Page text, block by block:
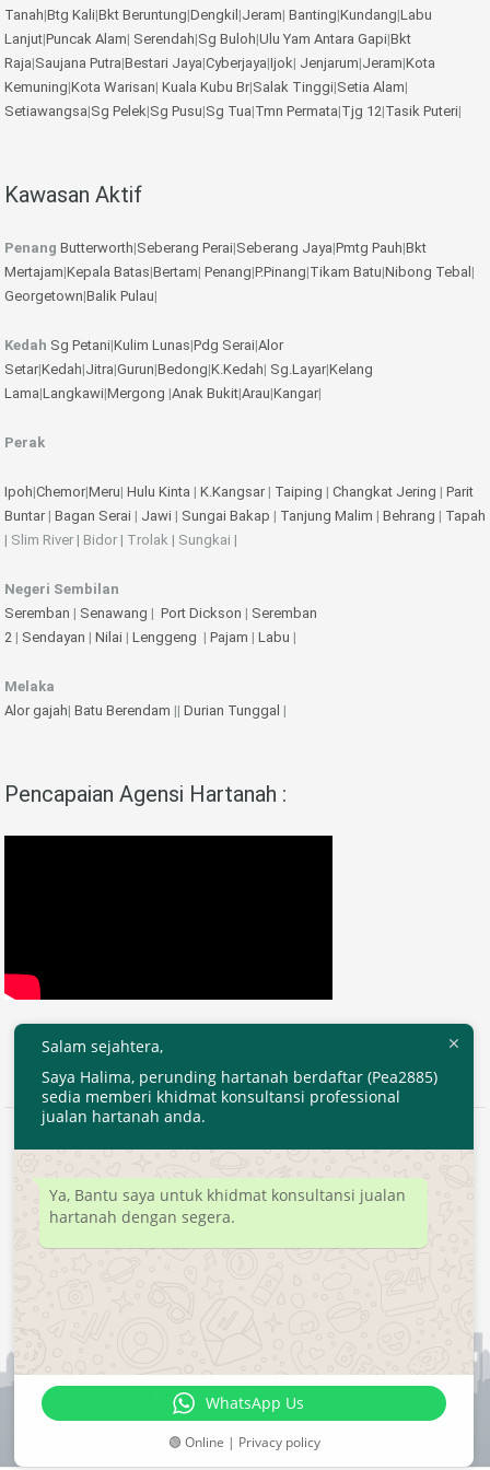
Tanah|Btg Kali|Bkt Beruntung|Dengkil|Jeram| Banting|Kundang|Labu
Lanjut|Puncak Alam| Serendah|Sg Buloh|Ulu Yam Antara Gapi|Bkt
Raja|Saujana Putra|Bestari Jaya|Cyberjaya|Ijok| Jenjarum|Jeram|Kota
Kemuning|Kota Warisan| Kuala Kubu Br|Salak Tinggi|Setia Alam|
Setiawangsa|Sg Pelek|Sg Pusu|Sg Tua|Tmn Permata|Tjg 12|Tasik Puteri|
Kawasan Aktif
Penang Butterworth|Seberang Perai|Seberang Jaya|Pmtg Pauh|Bkt
Mertajam|Kepala Batas|Bertam| Penang|P.Pinang|Tikam Batu|Nibong Tebal|
Georgetown|Balik Pulau|
Kedah Sg Petani|Kulim Lunas|Pdg Serai|Alor
Setar|Kedah|Jitra|Gurun|Bedong|K.Kedah| Sg.Layar|Kelang
Lama|Langkawi|Mergong |Anak Bukit|Arau|Kangar|
Perak
Ipoh|Chemor|Meru| Hulu Kinta | K.Kangsar| Taiping | Changkat Jering | Parit
Buntar| Bagan Serai | Jawi | Sungai Bakap | Tanjung Malim | Behrang | Tapah
| Slim River | Bidor | Trolak | Sungkai |
Negeri Sembilan
Seremban | Senawang | Port Dickson | Seremban
2 | Sendayan | Nilai | Lenggeng | Pajam | Labu |
Melaka
Alor gajah| Batu Berendam || Durian Tunggal |
Pencapaian Agensi Hartanah :
Developed byMyTranspro
Salam sejahtera,
Saya Halima, perunding hartanah berdaftar (Pea2885)
sedia memberi khidmat konsultansi professional
jualan hartanah anda.
Ya, Bantu saya untuk khidmat konsultansi jualan
hartanah dengan segera.
WhatsApp Us
🟢 Online | Privacy policy